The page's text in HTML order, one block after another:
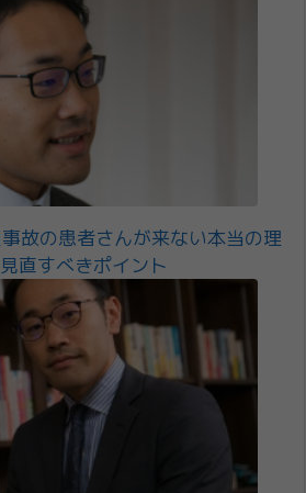
故の患者さんが来ない本当の理
直すべきポイント